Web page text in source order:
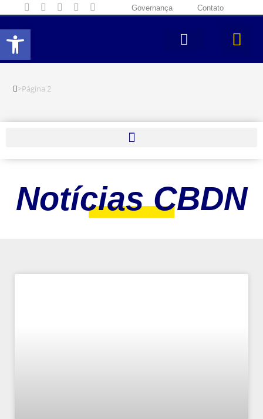
Abrir a barra de ferramentas
Governança Contato
>Página 2
Notícias CBDN